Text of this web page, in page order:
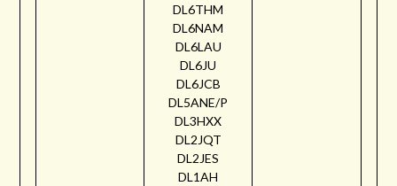
DL6THM
DL6NAM
DL6LAU
DL6JU
DL6JCB
DL5ANE/P
DL3HXX
DL2JQT
DL2JES
DL1AH